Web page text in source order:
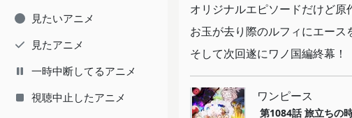
見たいアニメ
見たアニメ
一時中断してるアニメ
視聴中止したアニメ
オリジナルエピソードだけど
お玉が去り際のルフィにエー
そして次回遂にワノ国編終幕！
ワンピース
第1084話 旅立ちの